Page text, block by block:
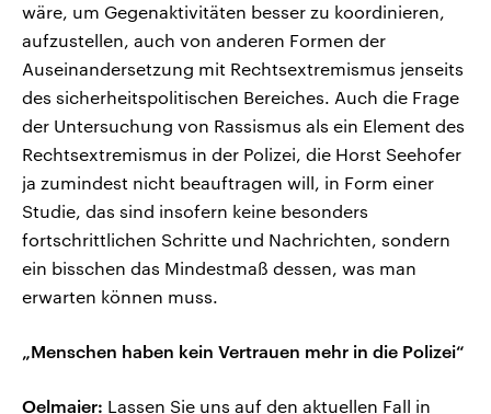
wäre, um Gegenaktivitäten besser zu koordinieren,
aufzustellen, auch von anderen Formen der
Auseinandersetzung mit Rechtsextremismus jenseits
des sicherheitspolitischen Bereiches. Auch die Frage
der Untersuchung von Rassismus als ein Element des
Rechtsextremismus in der Polizei, die Horst Seehofer
ja zumindest nicht beauftragen will, in Form einer
Studie, das sind insofern keine besonders
fortschrittlichen Schritte und Nachrichten, sondern
ein bisschen das Mindestmaß dessen, was man
erwarten können muss.
„Menschen haben kein Vertrauen mehr in die Polizei“
Oelmaier: Lassen Sie uns auf den aktuellen Fall in